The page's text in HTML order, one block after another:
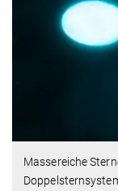
Massereiche